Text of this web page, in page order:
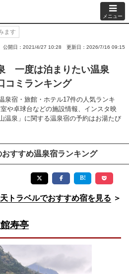
メニュー
ます
公開日：2021/4/27 10:28 更新日：2026/7/16 09:15
一度は泊まりたい温泉
コミランキング
泉宿・旅館・ホテル17件の人気ランキ
や卓球台などの施設情報、インスタ映
温泉」に関する温泉宿の予約はお湯たび
おすすめ温泉宿ランキング
トラベルでおすすめ宿を見る ＞
寿亭